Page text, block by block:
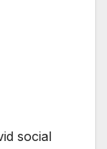
social